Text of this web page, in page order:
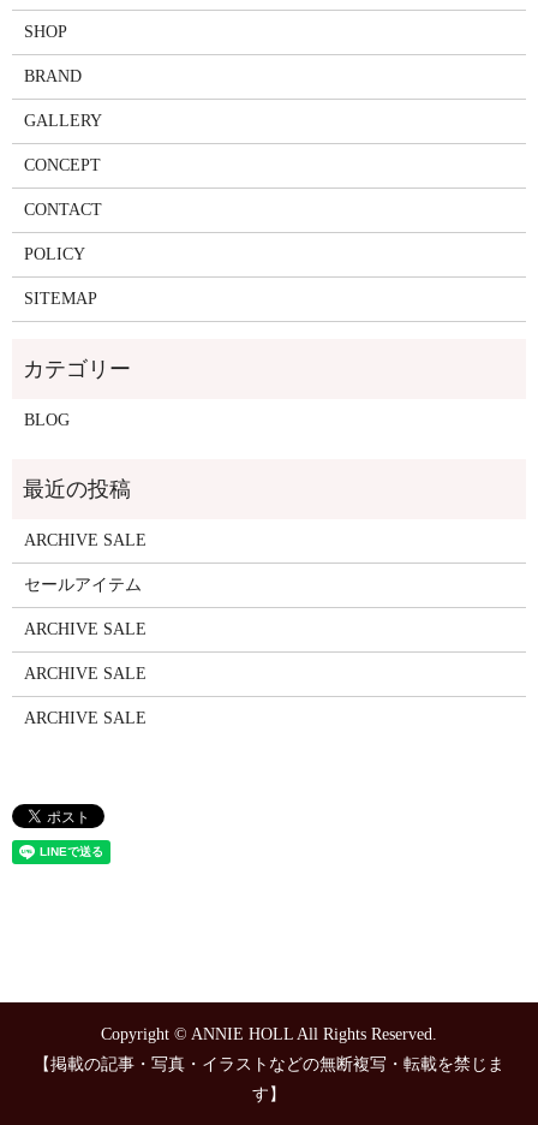
SHOP
BRAND
GALLERY
CONCEPT
CONTACT
POLICY
SITEMAP
BLOG
ARCHIVE SALE
セールアイテム
ARCHIVE SALE
ARCHIVE SALE
ARCHIVE SALE
Copyright © ANNIE HOLL All Rights Reserved.
【掲載の記事・写真・イラストなどの無断複写・転載を禁じま
す】